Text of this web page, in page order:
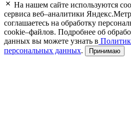
На нашем сайте используются
сервиса веб–аналитики
соглашаетесь на обработку
cookie–файлов. Подробнее об
данных вы можете узнать в
персональных данных. Принимаю